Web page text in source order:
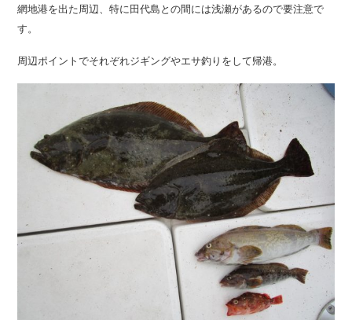
網地港を出た周辺、特に田代島との間には浅瀬があるので要注意で
す。
周辺ポイントでそれぞれジギングやエサ釣りをして帰港。